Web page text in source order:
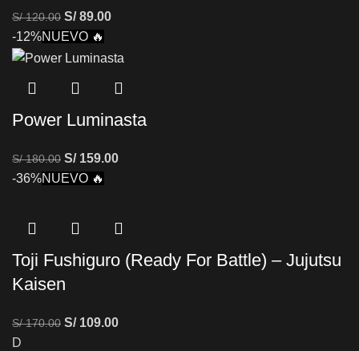
S/120.00 S/89.00
-12%NUEVO 🔥
Power Luminasta
S/180.00 S/159.00
-36%NUEVO 🔥
Toji Fushiguro (Ready For Battle) – Jujutsu
Kaisen
S/170.00 S/109.00
D